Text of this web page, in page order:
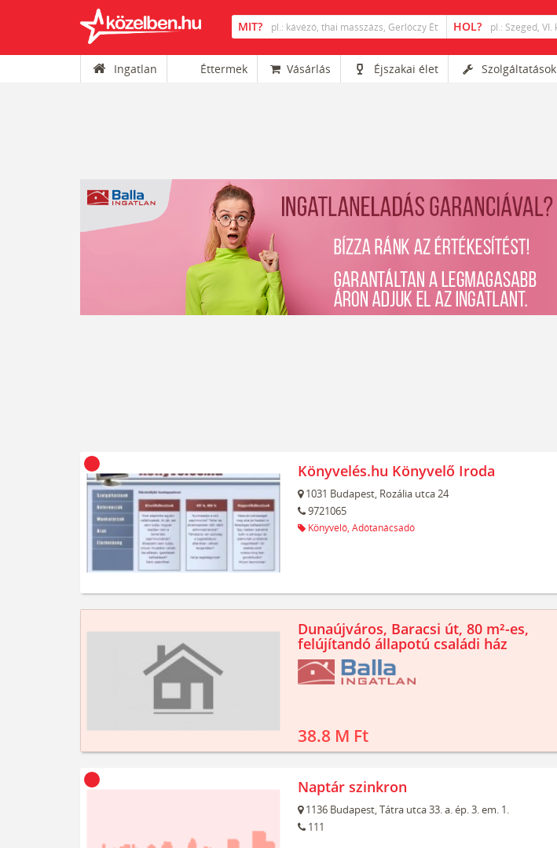
Ingatlan Éttermek Vásárlás Éjszakai élet Szolgáltatások
Könyvelés.hu Könyvelő Iroda
1031 Budapest, Rozália utca 24
9721065
Könyvelő, Adótanácsadó
Dunaújváros, Baracsi út, 80 m²-es,
felújítandó állapotú családi ház
38.8 M Ft
Naptár szinkron
1136 Budapest,Tátra utca 33. a. ép. 3. em. 1.
111